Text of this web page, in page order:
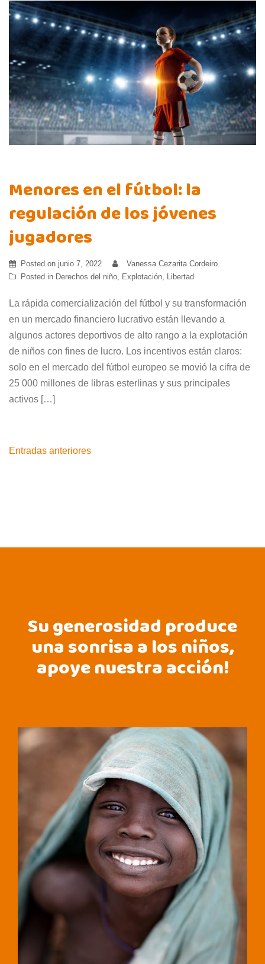
Menores en el fútbol: la
regulación de los jóvenes
jugadores
Posted on junio 7, 2022
Vanessa Cezarita Cordeiro
Posted in Derechos del niño, Explotación, Libertad
La rápida comercialización del fútbol y su transformación
en un mercado financiero lucrativo están llevando a
algunos actores deportivos de alto rango a la explotación
de niños con fines de lucro. Los incentivos están claros:
solo en el mercado del fútbol europeo se movió la cifra de
25 000 millones de libras esterlinas y sus principales
activos […]
Navegación
Entradas anteriores
Su generosidad produce
una sonrisa a los niños,
apoye nuestra acción!